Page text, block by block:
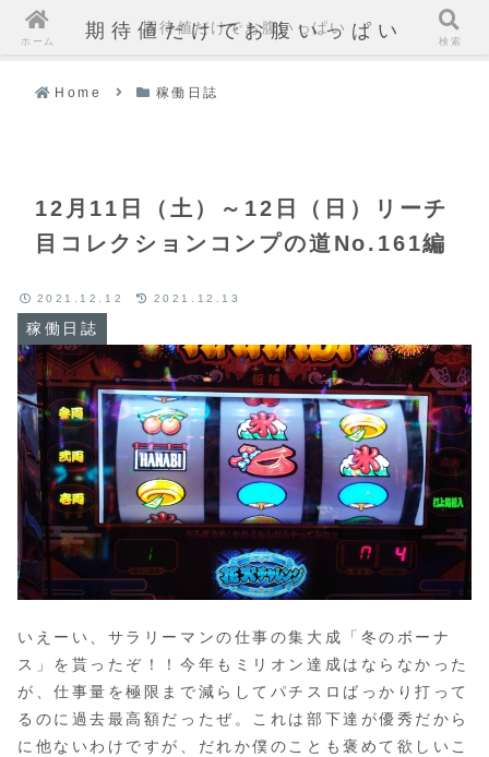
期待値だけでお腹いっぱい
Home 稼働日誌
12月11日（土）～12日（日）リーチ
目コレクションコンプの道No.161編
稼働日誌
2021.12.12 2021.12.13
いえーい、サラリーマンの仕事の集大成「冬のボーナ
ス」を貰ったぞ！！今年もミリオン達成はならなかった
が、仕事量を極限まで減らしてパチスロばっかり打って
るのに過去最高額だったぜ。これは部下達が優秀だから
に他ないわけですが、だれか僕のことも褒めて欲しいこ
ホーム
期待値だけでお腹いっぱい
検索